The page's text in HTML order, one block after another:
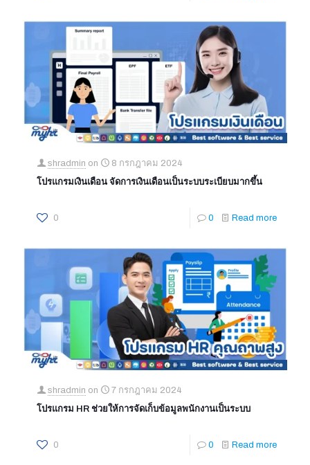
shradmin on
8 กรกฎาคม 2024
โปรแกรมเงินเดือน จัดการเงินเดือนเป็นระบบระเบียบมากขึ้น
0 0 Read more
shradmin on
7 กรกฎาคม 2024
โปรแกรม HR ช่วยให้การจัดเก็บข้อมูลพนักงานเป็นระบบ
0 0 Read more